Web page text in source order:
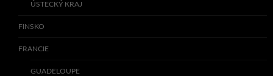
ÚSTECKÝ KRAJ
FINSKO
FRANCIE
GUADELOUPE